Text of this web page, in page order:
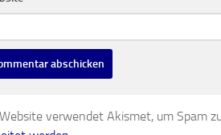
verwendet Akismet, um Spam